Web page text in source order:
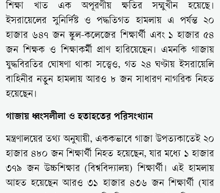
শিক্ষা খাত এক অপূরণীয় ক্ষতির সম্মুখীন হয়েছে।
ইসরায়েলের সুনির্দিষ্ট ও পদ্ধতিগত হামলায় এ পর্যন্ত ২০
হাজার ৬৪৭ জন স্কুল-কলেজের শিক্ষার্থী এবং ১ হাজার ৫৪
জন শিক্ষক ও শিক্ষাকর্মী প্রাণ হারিয়েছেন। এমনকি গাজায়
যুদ্ধবিরতির ঘোষণা থাকা সত্ত্বেও, গত ২৪ ঘণ্টায় ইসরায়েলি
বাহিনীর নতুন হামলায় আরও ৮ জন সাধারণ নাগরিক নিহত
হয়েছেন।
গাজায় ধ্বংসলীলা ও হতাহতের পরিসংখ্যান
মন্ত্রণালয়ের তথ্য অনুযায়ী, এককভাবে গাজা উপত্যকাতেই ২০
হাজার ৪৮০ জন শিক্ষার্থী নিহত হয়েছেন, যার মধ্যে ১ হাজার
৩৭৯ জন উচ্চশিক্ষার (বিশ্ববিদ্যালয়) শিক্ষার্থী। এই হামলায়
আহত হয়েছেন আরও ৩১ হাজার ৪৩৬ জন শিক্ষার্থী (যার